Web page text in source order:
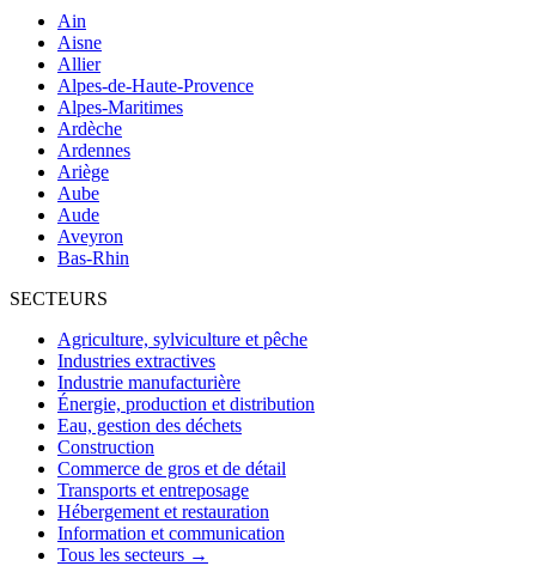
Ain
Aisne
Allier
Alpes-de-Haute-Provence
Alpes-Maritimes
Ardèche
Ardennes
Ariège
Aube
Aude
Aveyron
Bas-Rhin
SECTEURS
Agriculture, sylviculture et pêche
Industries extractives
Industrie manufacturière
Énergie, production et distribution
Eau, gestion des déchets
Construction
Commerce de gros et de détail
Transports et entreposage
Hébergement et restauration
Information et communication
Tous les secteurs →